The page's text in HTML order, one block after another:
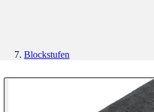
Blockstufen